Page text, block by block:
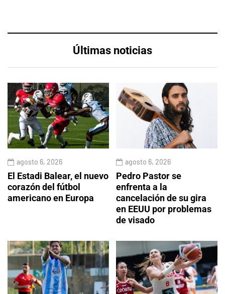
Últimas noticias
agosto 6, 2026
El Estadi Balear, el nuevo
corazón del fútbol
americano en Europa
agosto 6, 2026
Pedro Pastor se
enfrenta a la
cancelación de su gira
en EEUU por problemas
de visado